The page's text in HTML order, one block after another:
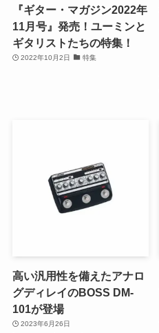
『ギター・マガジン2022年
11月号』発売！ユーミンと
ギタリストたちの特集！
2022年10月2日 特集
高い汎用性を備えたアナロ
グディレイのBOSS DM-
101が登場
2023年6月26日